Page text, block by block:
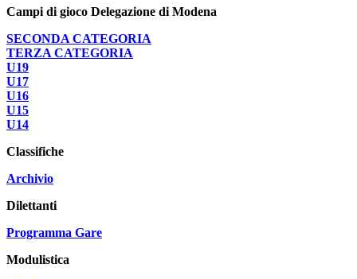
Campi di gioco Delegazione di Modena
SECONDA CATEGORIA
TERZA CATEGORIA
U19
U17
U16
U15
U14
Classifiche
Archivio
Dilettanti
Programma Gare
Modulistica